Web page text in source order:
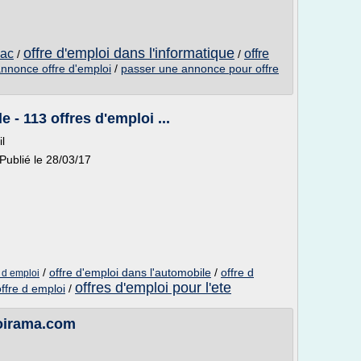
/ offre d'emploi dans l'informatique / offre
offre d'emploi / passer une annonce pour offre
- 113 offres d'emploi ...
le 28/03/17
emploi / offre d'emploi dans l'automobile / offre d
d emploi / offres d'emploi pour l'ete